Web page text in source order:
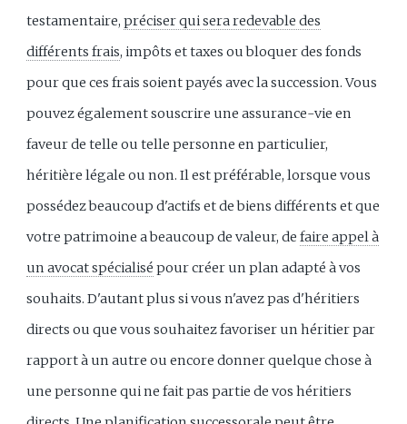
testamentaire,préciser qui sera redevable des
différents frais, impôts et taxes ou bloquer des fonds
pour que ces frais soient payés avec la succession. Vous
pouvez également souscrire une assurance-vie en
faveur de telle ou telle personne en particulier,
héritière légale ou non. Il est préférable, lorsque vous
possédez beaucoup d'actifs et de biens différents et que
votre patrimoine a beaucoup de valeur, defaire appel à
un avocat spécialisé pour créer un plan adapté à vos
souhaits. D'autant plus si vous n'avez pas d'héritiers
directs ou que vous souhaitez favoriser un héritier par
rapport à un autre ou encore donner quelque chose à
une personne qui ne fait pas partie de vos héritiers